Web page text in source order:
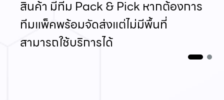
สินค้า มีทีม Pack & Pick หากต้องการ
ทีมแพ็คพร้อมจัดส่งแต่ไม่มีพื้นที่
สามารถใช้บริการได้